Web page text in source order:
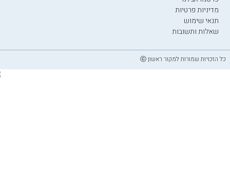
מדיניות פרטיות
תנאי שימוש
שאלות ותשובות
כל הזכויות שמורות למקור ראשון ⓒ